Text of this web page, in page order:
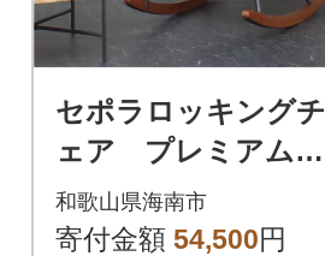
セポラロッキングチ
ェア プレミアム
ブラック
和歌山県海南市
寄付金額 54,500円